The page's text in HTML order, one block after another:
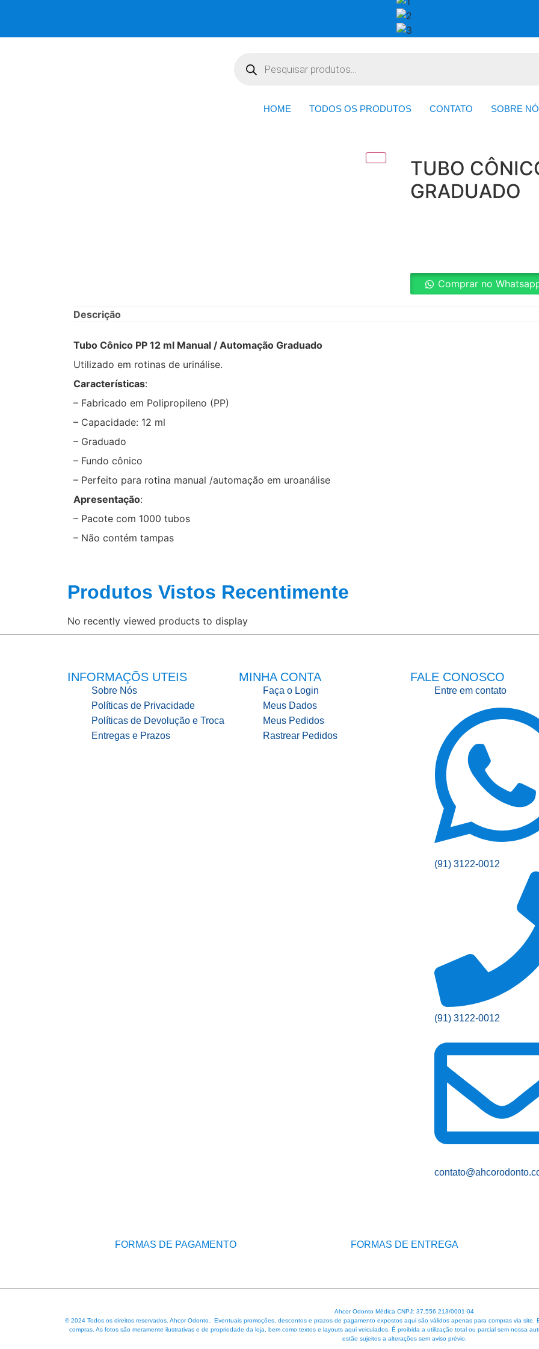
HOME TODOS OS PRODUTOS CONTATO SOBRE
TUBO
GRADUADO
Comprar no
Descrição
Tubo Cônico PP 12 ml Manual / Automação Graduado
Utilizado em rotinas de urinálise.
Características:
– Fabricado em Polipropileno (PP)
– Capacidade: 12 ml
– Graduado
– Fundo cônico
– Perfeito para rotina manual /automação em uroanálise
Apresentação:
– Pacote com 1000 tubos
– Não contém tampas
Produtos Vistos Recentimente
No recently viewed products to display
INFORMAÇÕS UTEIS
Sobre Nós
Políticas de Privacidade
Políticas de Devolução e Troca
Entregas e Prazos
MINHA CONTA
Faça o Login
Meus Dados
Meus Pedidos
Rastrear Pedidos
FALE CONOSCO
Entre em contato
(91) 3122-0012
(91) 3122-0012
FORMAS DE PAGAMENTO FORMAS DE ENTREGA
Ahcor Odonto Médica CNPJ: 37.556.213/0001-04
© 2024 Todos os direitos reservados. Ahcor Odonto. Eventuais promoções, descontos e prazos de pagamento expostos aqui são válidos apenas para compras via
compras. As fotos são meramente ilustrativas e de propriedade da loja, bem como textos e layouts aqui veiculados. É proibida a utilização total ou parcial sem nossa
estão sujeitos a alterações sem aviso prévio.